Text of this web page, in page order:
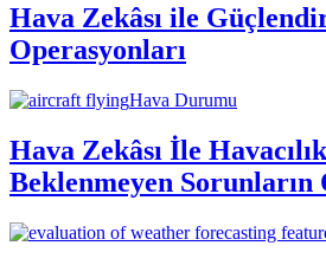
Hava Zekâsı ile
Operasyonları
Hava Durumu
Hava Zekâsı İle
Beklenmeyen Sorunların